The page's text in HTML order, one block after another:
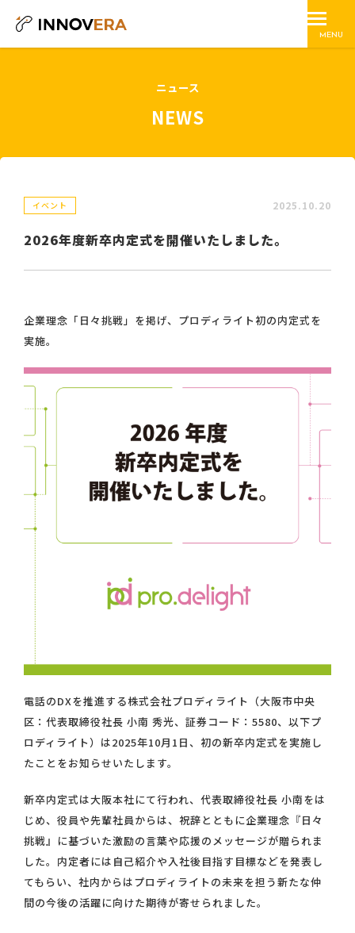
MENU
ニュース
NEWS
イベント 2025.10.20
2026年度新卒内定式を開催いたしました。
企業理念「日々挑戦」を掲げ、プロディライト初の内定式を
実施。
電話のDXを推進する株式会社プロディライト（大阪市中央
区：代表取締役社長 小南 秀光、証券コード：5580、以下プ
ロディライト）は2025年10月1日、初の新卒内定式を実施し
たことをお知らせいたします。
新卒内定式は大阪本社にて行われ、代表取締役社長 小南をは
じめ、役員や先輩社員からは、祝辞とともに企業理念『日々
挑戦』に基づいた激励の言葉や応援のメッセージが贈られま
した。内定者には自己紹介や入社後目指す目標などを発表し
てもらい、社内からはプロディライトの未来を担う新たな仲
間の今後の活躍に向けた期待が寄せられました。